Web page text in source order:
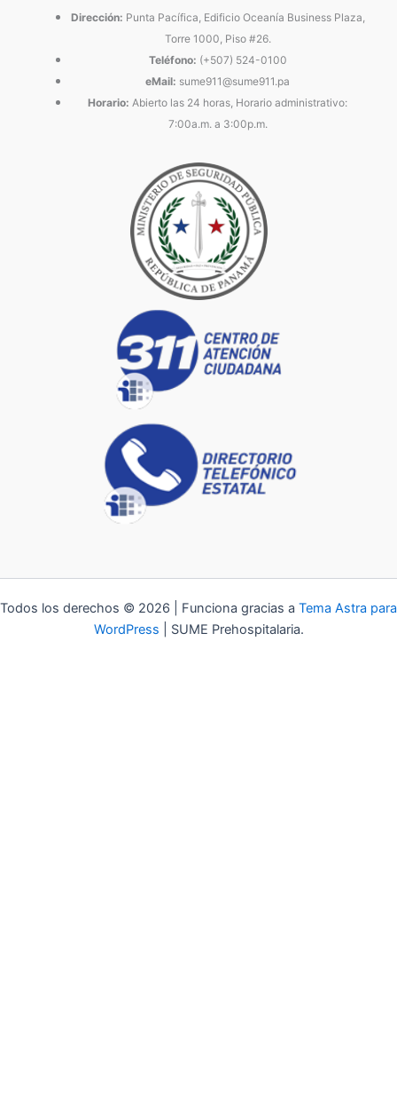
Dirección: Punta Pacífica, Edificio Oceanía Business Plaza,
Torre 1000, Piso #26.
Teléfono: (+507) 524-0100
eMail: sume911@sume911.pa
Horario: Abierto las 24 horas, Horario administrativo:
7:00a.m. a 3:00p.m.
Todos los derechos © 2026 | Funciona gracias a Tema Astra para
WordPress | SUME Prehospitalaria.